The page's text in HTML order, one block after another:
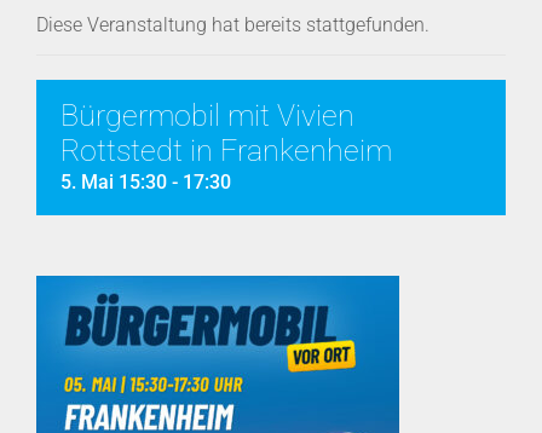
Diese Veranstaltung hat bereits stattgefunden.
Bürgermobil mit Vivien
Rottstedt in Frankenheim
5. Mai 15:30 - 17:30